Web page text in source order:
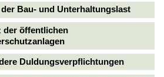
der Bau- und Unterhaltungslast
der öffentlichen
Duldungsverpflichtungen